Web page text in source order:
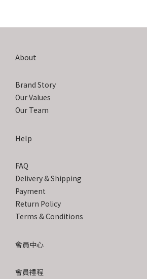
About
Brand Story
Our Values
Our Team
Help
FAQ
Delivery & Shipping
Payment
Return Policy
Terms & Conditions
會員中心
會員禮程